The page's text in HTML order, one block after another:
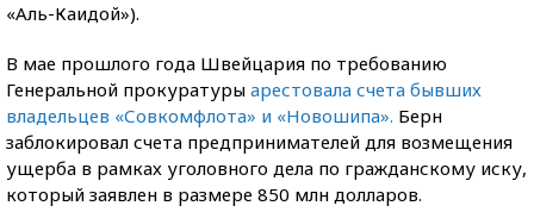
«Аль-Каидой»).
В мае прошлого года Швейцария по требованию
Генеральной прокуратуры арестовала счета бывших
владельцев «Совкомфлота» и «Новошипа». Берн
заблокировал счета предпринимателей для возмещения
ущерба в рамках уголовного дела по гражданскому иску,
который заявлен в размере 850 млн долларов.